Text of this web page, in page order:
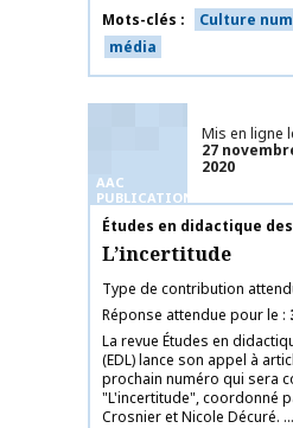
Mots-clés
Culture
média
AAC
PUBLICATIONS
Mis en ligne
27
2020
Nom de la publication
Études en didactique
L’incertitude
Type de contribution
Réponse attendue pour le
La revue Études en
(EDL) lance son appel à
prochain numéro qui sera
"L'incertitude", coordonné
Crosnier et Nicole Décuré. ...